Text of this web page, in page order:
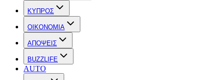
ΚΥΠΡΟΣ
OIKONOMIA
ΑΠΟΨΕΙΣ
BUZZLIFE
AUTO